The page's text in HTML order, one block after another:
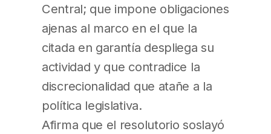
Central; que impone obligaciones
ajenas al marco en el que la
citada en garantía despliega su
actividad y que contradice la
discrecionalidad que atañe a la
política legislativa.
Afirma que el resolutorio soslayó